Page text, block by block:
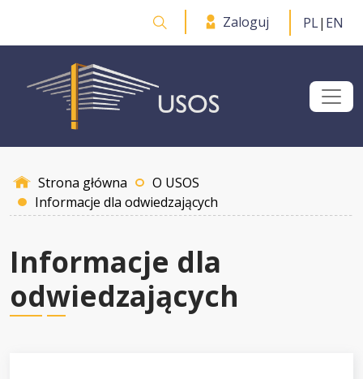
Przejdź do treści
Otwórz wyszukiwarkę
Zaloguj PL| EN
Strona główna
O USOS
Informacje dla odwiedzających
Informacje dla
odwiedzających